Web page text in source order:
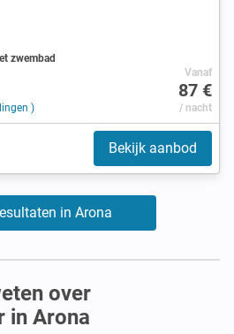
zwembad
)
Vanaf
87 €
/ nacht
Bekijk aanbod
in Arona
over
in Arona